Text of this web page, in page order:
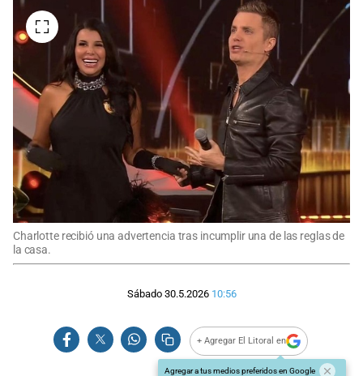
Charlotte recibió una advertencia tras incumplir una de las reglas de
la casa.
Sábado 30.5.2026 10:56
+ Agregar El Litoral en
Agregar a tus medios preferidos en Google